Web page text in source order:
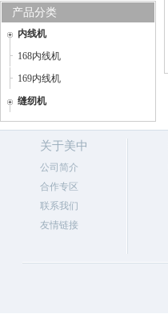
产品分类
内线机
168内线机
169内线机
缝纫机
关于美中
公司简介
合作专区
联系我们
友情链接